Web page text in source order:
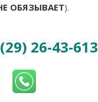
ОБЯЗЫВАЕТ).
26-43-613